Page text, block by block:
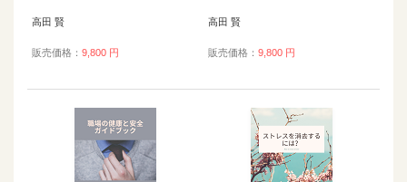
高田 賢
販売価格： 9,800 円
高田 賢
販売価格： 9,800 円